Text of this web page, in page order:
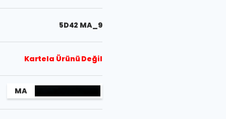
5D42 MA_9
Kartela Ürünü Değil
MA